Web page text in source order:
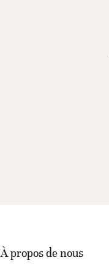
À propos de nous